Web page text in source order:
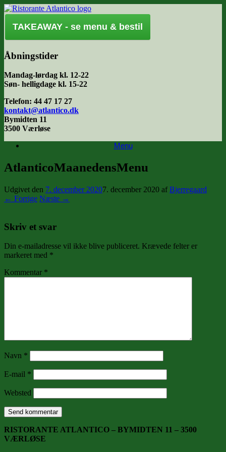
Gå
til
indhold
TAKEAWAY - se menu & bestil
Åbningstider
Mandag-lørdag kl. 12-22
Søn- helligdage kl. 15-22
Telefon: 44 47 17 27
kontakt@atlantico.dk
Bymidten 11
3500 Værløse
Menu
AtlanticoMaanedensMenu
Udgivet den 7. december 20207. december 2020 afBjerregaard
← Forrige Næste →
Skriv et svar
Din e-mailadresse vil ikke blive publiceret. Krævede felter er
markeret med *
Kommentar *
Navn *
E-mail *
Websted
RISTORANTE ATLANTICO – BYMIDTEN 11 – 3500
VÆRLØSE